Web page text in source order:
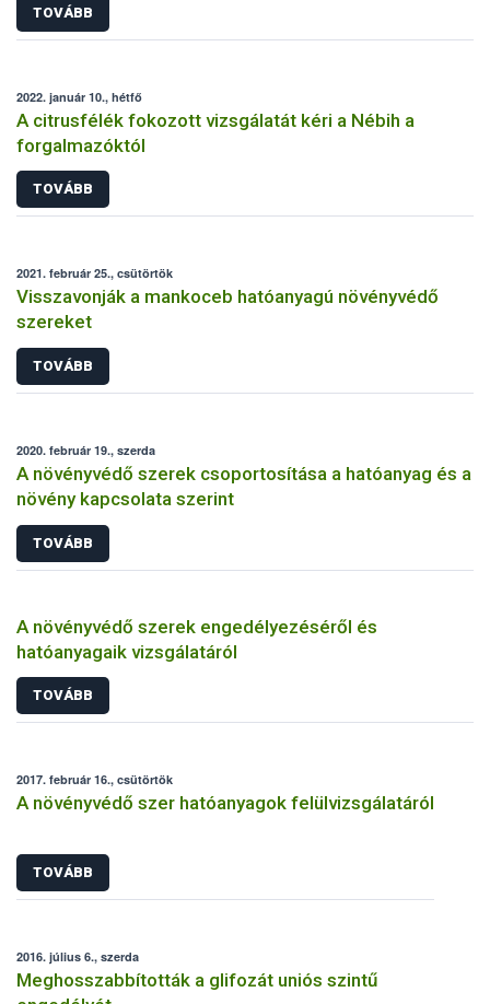
TOVÁBB
2022. január 10., hétfő
A citrusfélék fokozott vizsgálatát kéri a Nébih a
forgalmazóktól
TOVÁBB
2021. február 25., csütörtök
Visszavonják a mankoceb hatóanyagú növényvédő
szereket
TOVÁBB
2020. február 19., szerda
A növényvédő szerek csoportosítása a hatóanyag és a
növény kapcsolata szerint
TOVÁBB
A növényvédő szerek engedélyezéséről és
hatóanyagaik vizsgálatáról
TOVÁBB
2017. február 16., csütörtök
A növényvédő szer hatóanyagok felülvizsgálatáról
TOVÁBB
2016. július 6., szerda
Meghosszabbították a glifozát uniós szintű